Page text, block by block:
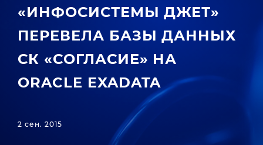
«ИНФОСИСТЕМЫ ДЖЕТ»
ПЕРЕВЕЛА БАЗЫ ДАННЫХ
СК «СОГЛАСИЕ» НА
ORACLE EXADATA
2 сен. 2015